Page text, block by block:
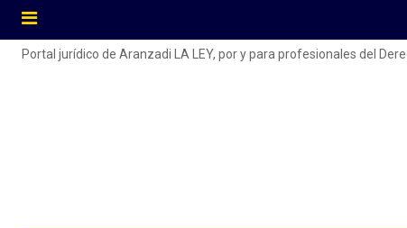
Portal jurídico de Aranzadi LA LEY, por y para profesionales del